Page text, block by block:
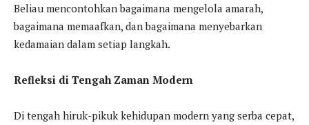
Beliau mencontohkan bagaimana mengelola amarah,
bagaimana memaafkan, dan bagaimana menyebarkan
kedamaian dalam setiap langkah.
Refleksi di Tengah Zaman Modern
Di tengah hiruk-pikuk kehidupan modern yang serba cepat,